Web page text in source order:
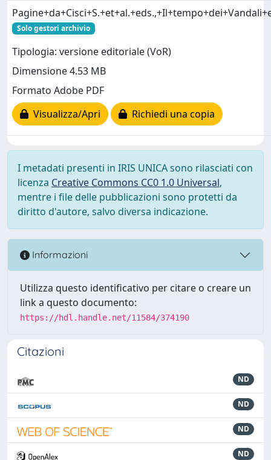
Solo gestori archivio
Tipologia: versione editoriale (VoR)
Dimensione 4.53 MB
Formato Adobe PDF
Visualizza/Apri
Richiedi una copia
I metadati presenti in IRIS UNICA sono rilasciati con
licenza Creative Commons CC0 1.0 Universal,
mentre i file delle pubblicazioni sono protetti da
diritto d'autore, salvo diversa indicazione.
Informazioni
Utilizza questo identificativo per citare o creare un
link a questo documento:
https://hdl.handle.net/11584/374190
Citazioni
ND
ND
ND
ND